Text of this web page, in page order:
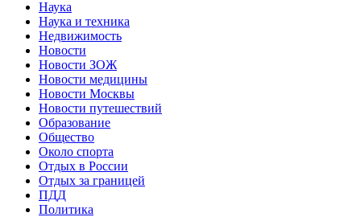
Наука
Наука и техника
Недвижимость
Новости
Новости ЗОЖ
Новости медицины
Новости Москвы
Новости путешествий
Образование
Общество
Около спорта
Отдых в России
Отдых за границей
ПДД
Политика